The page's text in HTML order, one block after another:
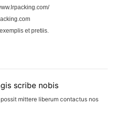
et pretiis.
scribe nobis
mittere liberum contactus nos